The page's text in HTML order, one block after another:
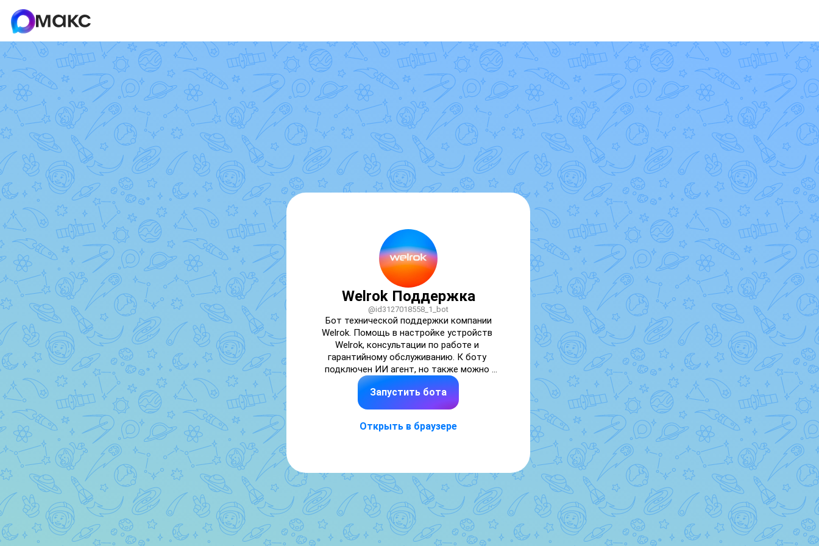
Welrok Поддержка
@id3127018558_1_bot
Бот технической поддержки компании
Welrok. Помощь в настройке устройств
Welrok, консультации по работе и
гарантийному обслуживанию. К боту
подключен ИИ агент, но также можно
пригласить оператора.
Запустить бота
Открыть в браузере